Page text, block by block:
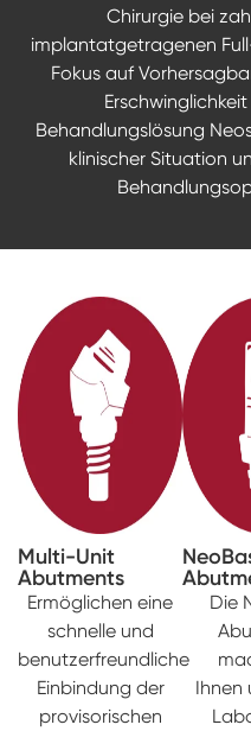
Chirurgie bei
implantatgetragenen
Fokus auf
Behandlungslösung
klinischer Situation
Multi-Unit
Abutments
Ermöglichen eine
schnelle und
benutzerfreundliche
Einbindung der
provisorischen
Die
Ihnen